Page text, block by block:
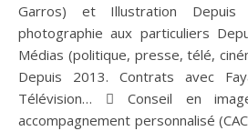
Garros) et Illustration
photographie aux particuliers
Médias (politique, presse, télé,
Depuis 2013. Contrats avec
Télévision…  Conseil en
accompagnement personnalisé